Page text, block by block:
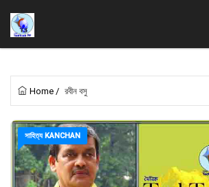
Home / রবীন বসু
সাহিত্য KANCHAN